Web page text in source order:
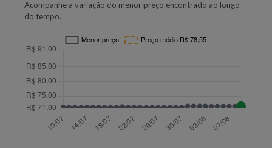
Acompanhe a variação do menor preço encontrado ao longo
do tempo.